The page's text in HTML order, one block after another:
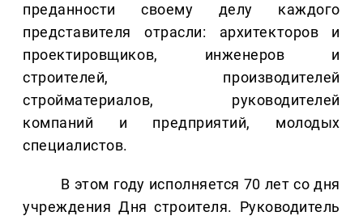
преданности своему делу каждого
представителя отрасли: архитекторов и
проектировщиков, инженеров и
строителей, производителей
стройматериалов, руководителей
компаний и предприятий, молодых
специалистов.
В этом году исполняется 70 лет со дня
учреждения Дня строителя. Руководитель